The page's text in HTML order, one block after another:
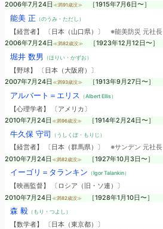
2006年7月24日 ≪満91歳没≫ ［1915年7月6日〜］
能美 正 （のうみ・ただし）
【経営者】 〔日本（山口県）〕 ※能美防災 元社長
2006年7月24日 ≪満82歳没≫ ［1923年12月12日〜］
堀井 数男 （ほりい・かずお）
【野球】 〔日本（大阪府）〕
2007年7月24日 ≪満93歳没≫ ［1913年9月27日〜］
アルバート＝エリス （Albert Ellis）
【心理学者】 〔アメリカ〕
2010年7月24日 ≪満96歳没≫ ［1914年2月24日〜］
牛久保 守司 （うしくぼ・もりじ）
【経営者】 〔日本（群馬県）〕 ※サンデン 元社長
2010年7月24日 ≪満82歳没≫ ［1927年10月3日〜］
イーゴリ＝タランキン （Igor Talankin）
【映画監督】 〔ロシア（旧・ソ連）〕
2010年7月24日 ≪満82歳没≫ ［1928年1月10日〜］
森 毅（もり・つよし）
【数学者】 〔日本（東京都）〕